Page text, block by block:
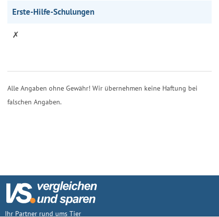
Erste-Hilfe-Schulungen
✗
Alle Angaben ohne Gewähr! Wir übernehmen keine Haftung bei
falschen Angaben.
Ihr Partner rund ums Tier